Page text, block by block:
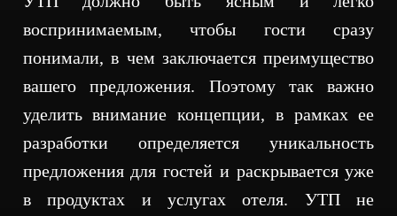
воспринимаемым, чтобы гости сразу
понимали, в чем заключается преимущество
вашего предложения. Поэтому так важно
уделить внимание концепции, в рамках ее
разработки определяется уникальность
предложения для гостей и раскрывается уже
в продуктах и услугах отеля. УТП не